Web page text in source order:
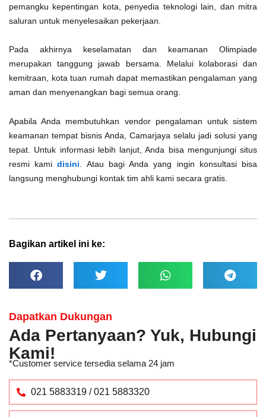
pemangku kepentingan kota, penyedia teknologi lain, dan mitra
saluran untuk menyelesaikan pekerjaan.
Pada akhirnya keselamatan dan keamanan Olimpiade
merupakan tanggung jawab bersama. Melalui kolaborasi dan
kemitraan, kota tuan rumah dapat memastikan pengalaman yang
aman dan menyenangkan bagi semua orang.
Apabila Anda membutuhkan vendor pengalaman untuk sistem
keamanan tempat bisnis Anda, Camarjaya selalu jadi solusi yang
tepat. Untuk informasi lebih lanjut, Anda bisa mengunjungi situs
resmi kamidisini . Atau bagi Anda yang ingin konsultasi bisa
langsung menghubungi kontak tim ahli kami secara gratis.
Bagikan artikel ini ke:
Dapatkan Dukungan
Ada Pertanyaan? Yuk, Hubungi
Kami!
*Customer service tersedia selama 24 jam
021 5883319 / 021 5883320